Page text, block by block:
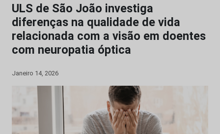
ULS de São João investiga
diferenças na qualidade de vida
relacionada com a visão em doentes
com neuropatia óptica
Janeiro 14, 2026